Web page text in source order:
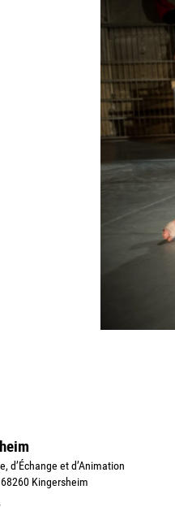
d’Échange et d’Animation
Kingersheim